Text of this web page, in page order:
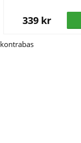
339 kr
kontrabas